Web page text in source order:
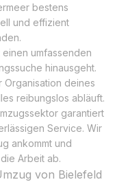
bestens
und effizient
umfassenden
hinausgeht.
deines
reibungslos abläuft.
garantiert
Service. Wir
ankommt und
Arbeit ab.
von Bielefeld